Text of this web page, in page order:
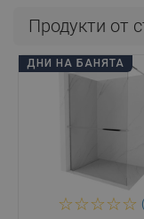
Продукти от
ДНИ НА БАНЯТА